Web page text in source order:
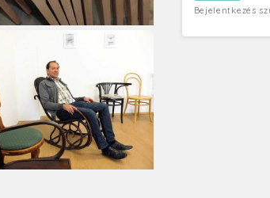
Bejelentkezés